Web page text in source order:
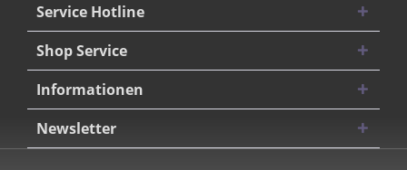
Service Hotline
Shop Service
Informationen
Newsletter